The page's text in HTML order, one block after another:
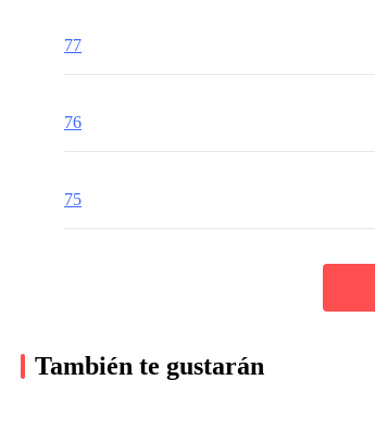
77
76
75
También te gustarán